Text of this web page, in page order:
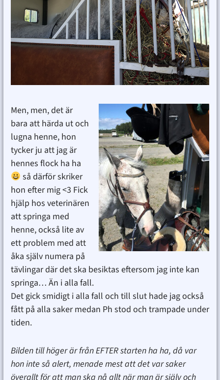
Men, men, det är
bara att härda ut och
lugna henne, hon
tycker ju att jag är
hennes flock ha ha
så därför skriker
hon efter mig <3 Fick
hjälp hos veterinären
att springa med
henne, också lite av
ett problem med att
åka själv numera på
tävlingar där det ska besiktas eftersom jag inte kan
springa… Än i alla fall.
Det gick smidigt i alla fall och till slut hade jag också
fått på alla saker medan Ph stod och trampade under
tiden.
Bilden till höger är från EFTER starten ha ha, då var
hon inte så alert, menade mest att det var saker
överallt för att man ska nå allt när man är själv och